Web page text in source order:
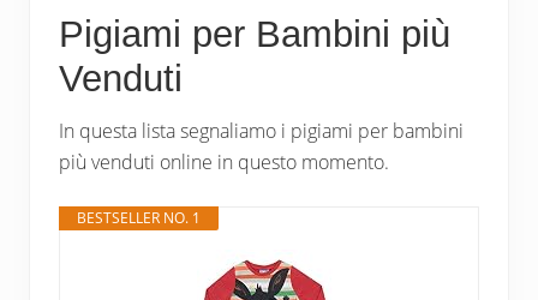
Pigiami per Bambini più
Venduti
In questa lista segnaliamo i pigiami per bambini
più venduti online in questo momento.
BESTSELLER NO. 1